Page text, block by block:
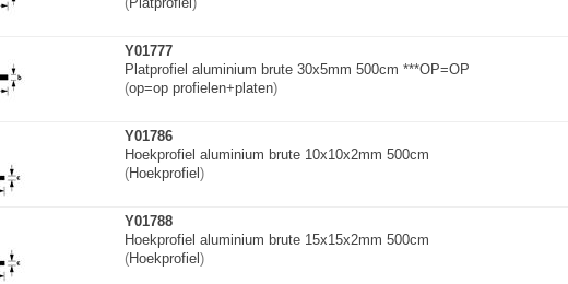
Y01777
Platprofiel aluminium brute 30x5mm 500cm ***OP=OP
(op=op profielen+platen)
Y01786
Hoekprofiel aluminium brute 10x10x2mm 500cm
(Hoekprofiel )
Y01788
Hoekprofiel aluminium brute 15x15x2mm 500cm
(Hoekprofiel )